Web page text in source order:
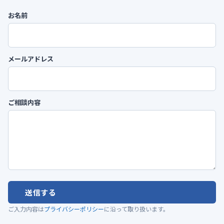
お名前
メールアドレス
ご相談内容
送信する
ご入力内容はプライバシーポリシーに沿って取り扱います。